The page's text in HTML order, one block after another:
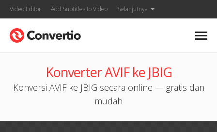
Video Editor Add Subtitles to Video Selanjutnya
Konverter AVIF ke JBIG
Konversi AVIF ke JBIG secara online — gratis dan
mudah